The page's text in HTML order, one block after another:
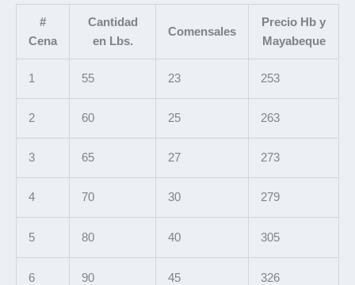
#
Cena
Cantidad
en Lbs.
Comensales
Precio Hb y
Mayabeque
1 55 23 253
2 60 25 263
3 65 27 273
4 70 30 279
5 80 40 305
6 90 45 326